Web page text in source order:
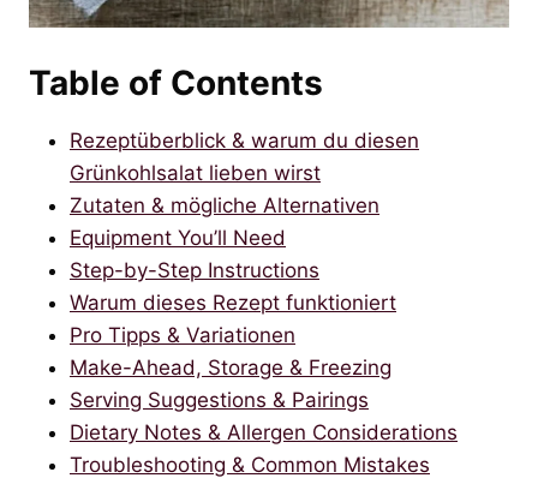
Table of Contents
Rezeptüberblick & warum du diesen
Grünkohlsalat lieben wirst
Zutaten & mögliche Alternativen
Equipment You’ll Need
Step-by-Step Instructions
Warum dieses Rezept funktioniert
Pro Tipps & Variationen
Make-Ahead, Storage & Freezing
Serving Suggestions & Pairings
Dietary Notes & Allergen Considerations
Troubleshooting & Common Mistakes